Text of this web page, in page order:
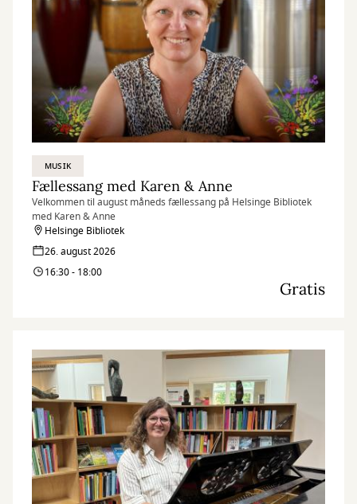
MUSIK
Fællessang med Karen & Anne
Velkommen til august måneds fællessang på Helsinge Bibliotek
med Karen & Anne
Helsinge Bibliotek
26. august 2026
16:30 - 18:00
Gratis